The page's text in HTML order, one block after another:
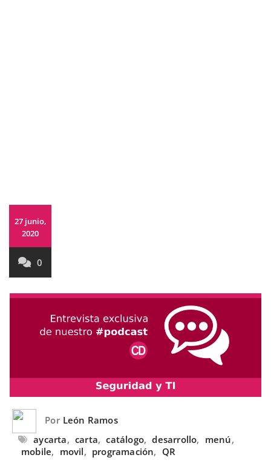
27 junio,
2020
0
Por León Ramos
aycarta, carta, catálogo, desarrollo, menú,
mobile, movil, programación, QR